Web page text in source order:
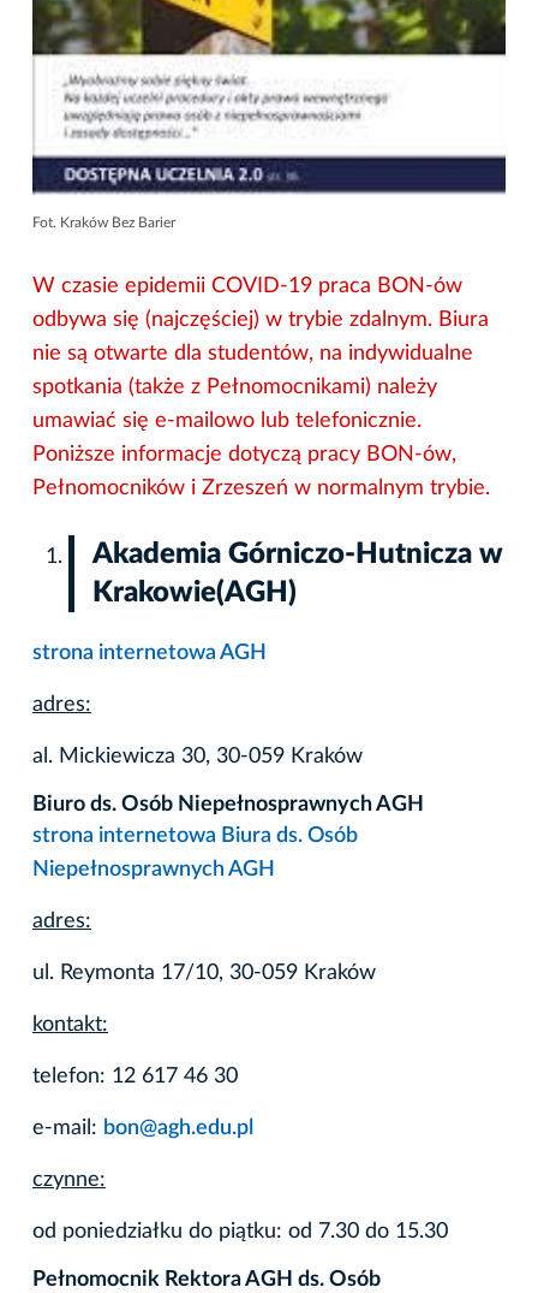
Fot. Kraków Bez Barier
W czasie epidemii COVID-19 praca BON-ów
odbywa się (najczęściej) w trybie zdalnym. Biura
nie są otwarte dla studentów, na indywidualne
spotkania (także z Pełnomocnikami) należy
umawiać się e-mailowo lub telefonicznie.
Poniższe informacje dotyczą pracy BON-ów,
Pełnomocników i Zrzeszeń w normalnym trybie.
Akademia Górniczo-Hutnicza w
Krakowie(AGH)
strona internetowa AGH
adres:
al. Mickiewicza 30, 30-059 Kraków
Biuro ds. Osób Niepełnosprawnych AGH
strona internetowa Biura ds. Osób
Niepełnosprawnych AGH
adres:
ul. Reymonta 17/10, 30-059 Kraków
kontakt:
telefon: 12 617 46 30
e-mail: bon@agh.edu.pl
czynne:
od poniedziałku do piątku: od 7.30 do 15.30
Pełnomocnik Rektora AGH ds. Osób